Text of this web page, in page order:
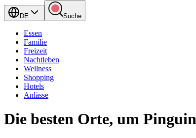
DE Suche
Essen
Familie
Freizeit
Nachtleben
Wellness
Shopping
Hotels
Anlässe
Die besten Orte, um